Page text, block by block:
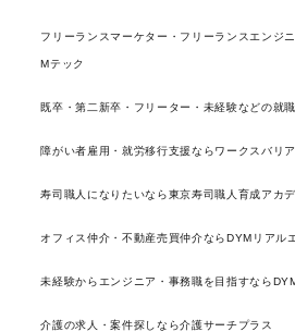
フリーランスマーケター・フリーランスエンジ
Mテック
既卒・第二新卒・フリーター・未経験などの就
障がい者雇用・就労移行支援ならワークスバリ
寿司職人になりたいなら東京寿司職人育成アカ
オフィス仲介・不動産売買仲介ならDYMリアル
未経験からエンジニア・事務職を目指すなら
介護の求人・案件探しなら介護サーチプラス